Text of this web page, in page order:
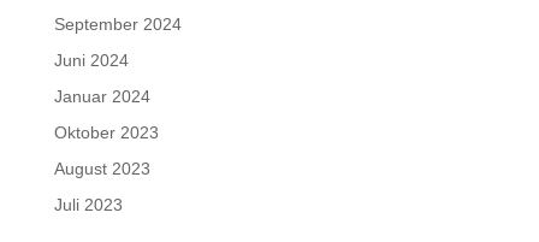
September 2024
Juni 2024
Januar 2024
Oktober 2023
August 2023
Juli 2023